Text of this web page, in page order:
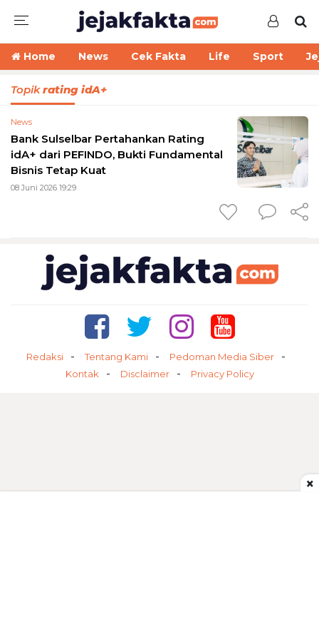
Home News Cek Fakta Life Sport
Topikrating idA+
News
Bank Sulselbar Pertahankan Rating
idA+ dari PEFINDO, Bukti Fundamental
Bisnis Tetap Kuat
08 Juni 2026 19:29
Redaksi Tentang Kami
Pedoman Media Siber
Kontak
Disclaimer Privacy Policy
×